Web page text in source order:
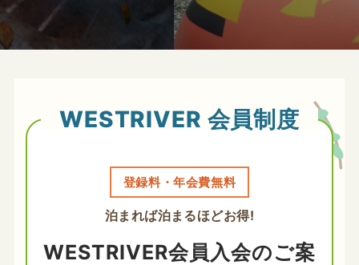
WESTRIVER 会員制度
登録料・年会費無料
泊まれば泊まるほどお得!
WESTRIVER会員入会のご案